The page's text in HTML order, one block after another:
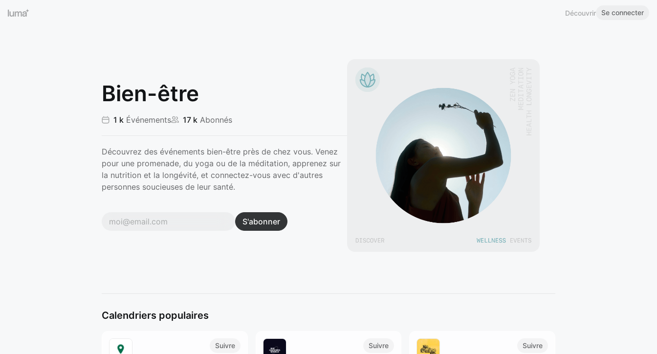
Découvrir Se connecter
Bien-être
1 k Événements 17 k Abonnés
Découvrez des événements bien-être près de chez vous. Venez
pour une promenade, du yoga ou de la méditation, apprenez sur
la nutrition et la longévité, et connectez-vous avec d'autres
personnes soucieuses de leur santé.
S'abonner
Calendriers populaires
Suivre Suivre Suivre